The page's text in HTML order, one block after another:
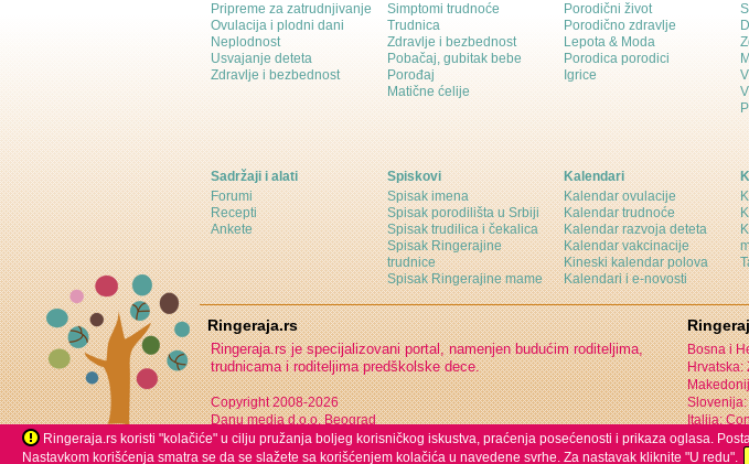
Ringeraja.rs koristi "kolačiće" u cilju pružanja boljeg korisničkog iskustva, praćenja posećenosti i prikaza oglasa.
Nastavkom korišćenja smatra se da se slažete sa korišćenjem kolačića u navedene svrhe. Za nastavak kliknite "U redu".
Pripreme za zatrudnjivanje
Ovulacija i plodni dani
Neplodnost
Usvajanje deteta
Zdravlje i bezbednost
Simptomi trudnoće
Trudnica
Zdravlje i bezbednost
Pobačaj, gubitak bebe
Porođaj
Matične ćelije
Porodični život
Porodično zdravlje
Lepota & Moda
Porodica porodici
Igrice
Sadržaji i alati
Forumi
Recepti
Ankete
Spiskovi
Spisak imena
Spisak porodilišta u Srbiji
Spisak trudilica i čekalica
Spisak Ringerajine
trudnice
Spisak Ringerajine mame
Kalendari
Kalendar ovulacije
Kalendar trudnoće
Kalendar razvoja deteta
Kalendar vakcinacije
Kineski kalendar polova
Kalendari i e-novosti
Ringeraja.rs
Ringeraja.rs je specijalizovani portal, namenjen budućim roditeljima,
trudnicama i roditeljima predškolske dece.
Copyright 2008-2026
Danu media d.o.o. Beograd
Bosna i
Hrvatska:
Italija: